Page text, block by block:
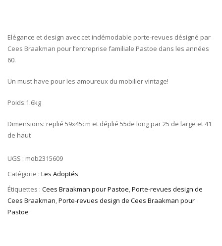
Elégance et design avec cet indémodable porte-revues désigné par
Cees Braakman pour l’entreprise familiale Pastoe dans les années
60.
Un must have pour les amoureux du mobilier vintage!
Poids:1.6kg
Dimensions: replié 59x45cm et déplié 55de long par 25 de large et 41
de haut
UGS : mob2315609
Catégorie : Les Adoptés
Étiquettes : Cees Braakman pour Pastoe,Porte-revues design de
Cees Braakman,Porte-revues design de Cees Braakman pour
Pastoe